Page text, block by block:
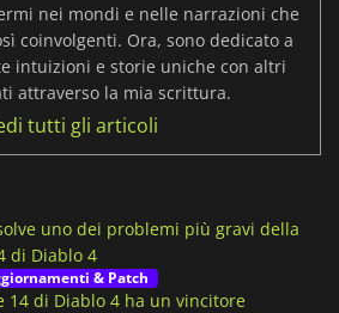
nei mondi e nelle narrazioni che
coinvolgenti. Ora, sono dedicato a
intuizioni e storie uniche con altri
attraverso la mia scrittura.
tutti gli articoli
uno dei problemi più gravi della
di Diablo 4
& Patch
14 di Diablo 4 ha un vincitore